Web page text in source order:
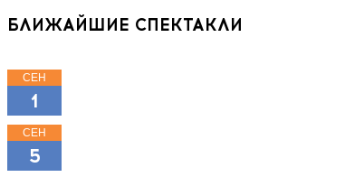
БЛИЖАЙШИЕ СПЕКТАКЛИ
СЕН
1
СЕН
5